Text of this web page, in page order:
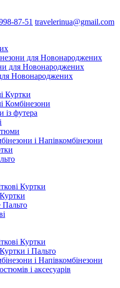
87-51 travelerinua@gmail.com
для Новонароджених
для Новонароджених
Новонароджених
Куртки
Комбінезони
із футера
і Напівкомбінезони
Куртки
Пальто
Куртки
і Пальто
і Напівкомбінезони
і аксесуарів